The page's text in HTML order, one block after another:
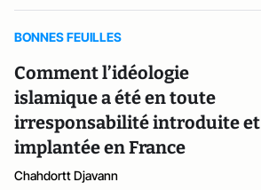
BONNES FEUILLES
Comment l’idéologie
islamique a été en toute
irresponsabilité introduite et
implantée en France
Chahdortt Djavann